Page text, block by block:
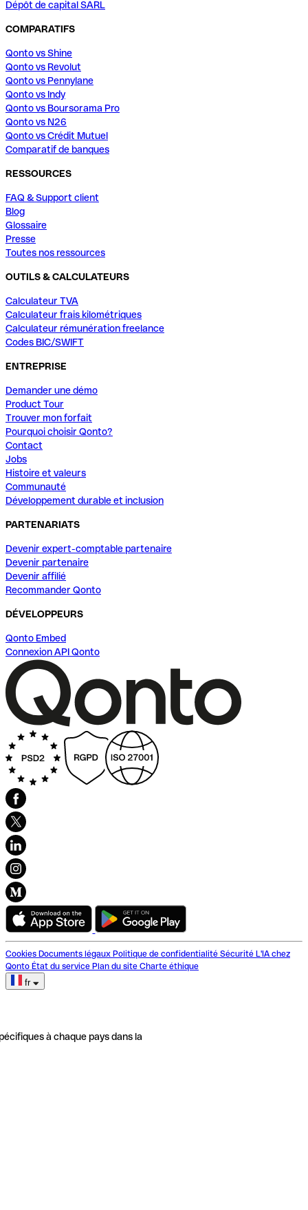
Dépôt de capital SARL
COMPARATIFS
Qonto vs Shine
Qonto vs Revolut
Qonto vs Pennylane
Qonto vs Indy
Qonto vs Boursorama Pro
Qonto vs N26
Qonto vs Crédit Mutuel
Comparatif de banques
RESSOURCES
FAQ & Support client
Blog
Glossaire
Presse
Toutes nos ressources
OUTILS & CALCULATEURS
Calculateur TVA
Calculateur frais kilométriques
Calculateur rémunération freelance
Codes BIC/SWIFT
ENTREPRISE
Demander une démo
Product Tour
Trouver mon forfait
Pourquoi choisir Qonto?
Contact
Jobs
Histoire et valeurs
Communauté
Développement durable et inclusion
PARTENARIATS
Devenir expert-comptable partenaire
Devenir partenaire
Devenir affilié
Recommander Qonto
DÉVELOPPEURS
Qonto Embed
Connexion API Qonto
Cookies Documents légaux Politique de confidentialité Sécurité L'IA chez
Qonto État du service Plan du site Charte éthique
fr
à chaque pays dans la